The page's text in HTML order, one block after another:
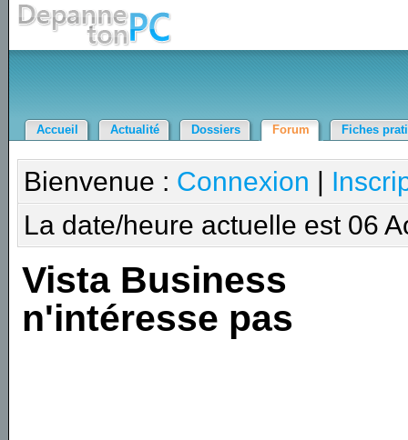
Accueil Actualité Dossiers Forum Fiches
Bienvenue : Connexion |
La date/heure actuelle est 06
Vista Business
n'intéresse pas